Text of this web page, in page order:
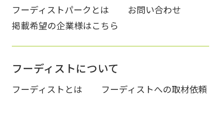
フーディストパークとは
お問い合わせ
掲載希望の企業様はこちら
フーディストについて
フーディストとは フーディストへの取材依頼